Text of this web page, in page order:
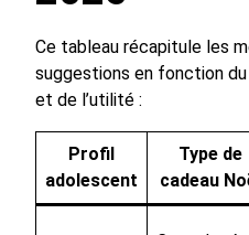
Ce tableau récapitule les
suggestions en fonction
et de l’utilité :
Profil
adolescent
Type de
cadeau